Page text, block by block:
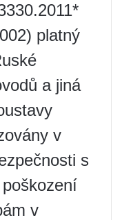
platný
a jiná
v
s
v